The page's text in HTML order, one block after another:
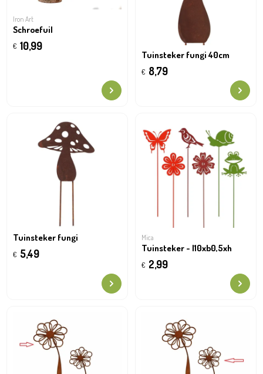
Iron Art
Schroefuil
€ 10,99
Tuinsteker fungi 40cm
€ 8,79
Tuinsteker fungi
€ 5,49
Mica
Tuinsteker - l10xb0,5xh
€ 2,99